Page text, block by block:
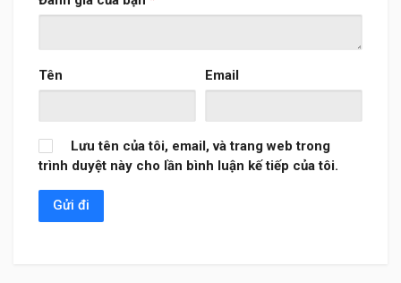
Tên Email
Lưu tên của tôi, email, và trang web trong
trình duyệt này cho lần bình luận kế tiếp của tôi.